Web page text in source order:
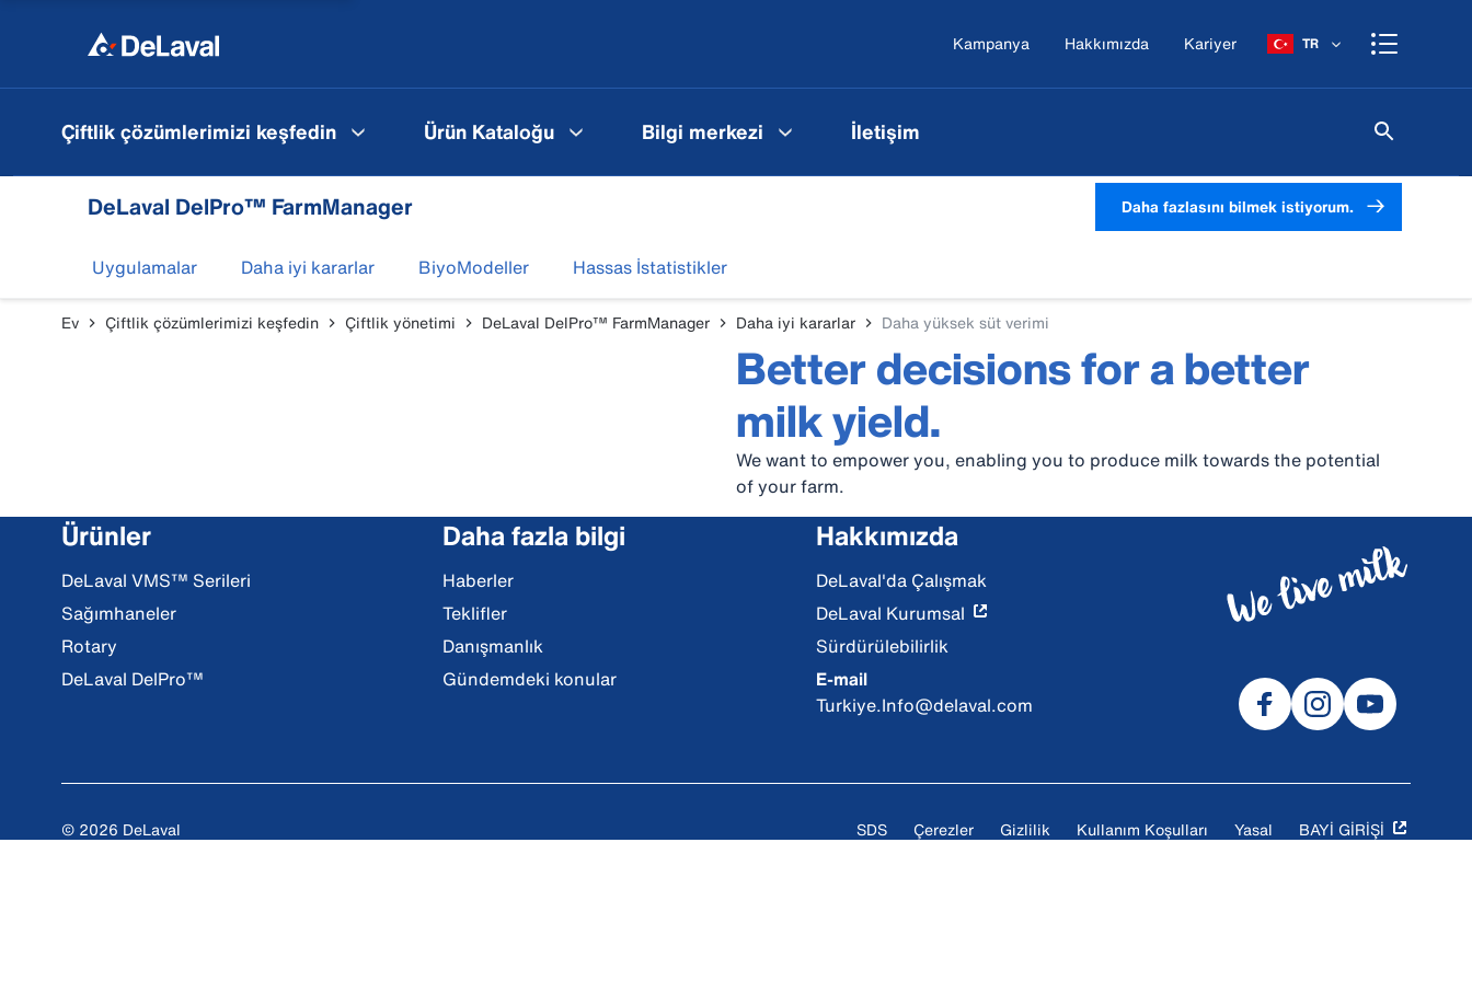
Kampanya Hakkımızda Kariyer TR
Çiftlik çözümlerimizi keşfedin Ürün Kataloğu Bilgi merkezi İletişim
DeLaval DelPro™ FarmManager Daha fazlasını bilmek istiyorum.
Uygulamalar Daha iyi kararlar BiyoModeller Hassas İstatistikler
Ev Çiftlik çözümlerimizi keşfedin Çiftlik yönetimi DeLaval DelPro™ FarmManager Daha iyi kararlar Daha yüksek süt verimi
Better decisions for a better
milk yield.
We want to empower you, enabling you to produce milk towards the potential
of your farm.
Ürünler
DeLaval VMS™ Serileri
Sağımhaneler
Rotary
DeLaval DelPro™
Daha fazla bilgi
Haberler
Teklifler
Danışmanlık
Gündemdeki konular
Hakkımızda
DeLaval'da Çalışmak
DeLaval Kurumsal
Sürdürülebilirlik
E-mail
Turkiye.Info@delaval.com
© 2026 DeLaval SDS Çerezler Gizlilik Kullanım Koşulları Yasal BAYİ GİRİŞİ